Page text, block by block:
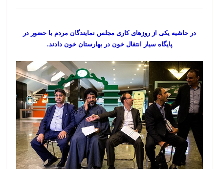
در حاشیه یکی از روزهای کاری مجلس نمایندگان مردم با حضور در
پایگاه سیار انتقال خون در بهارستان خون دادند.